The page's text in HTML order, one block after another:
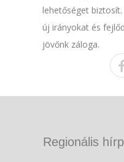
lehetőséget
új irányokat és
jövőnk záloga.
Regionális